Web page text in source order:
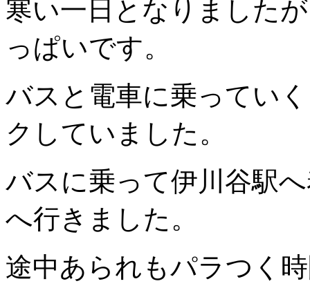
寒い一日となりました
っぱいです。
バスと電車に乗ってい
クしていました。
バスに乗って伊川谷駅
へ行きました。
途中あられもパラつく